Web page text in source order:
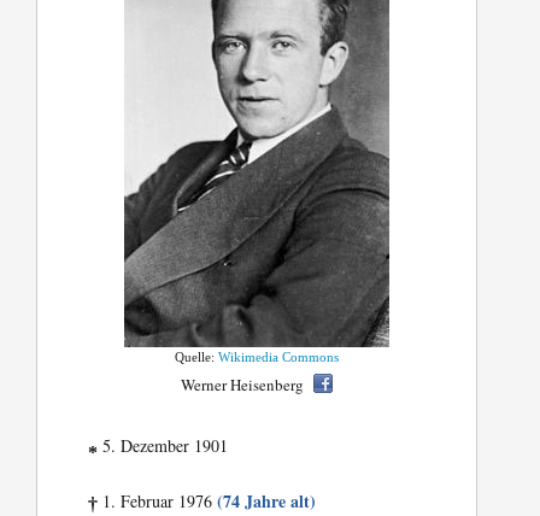
Quelle:Wikimedia Commons
Werner Heisenberg
* 5. Dezember 1901
† 1. Februar 1976(74 Jahre alt)